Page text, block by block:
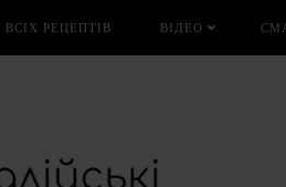
РЕЦЕПТІВ ВІДЕО